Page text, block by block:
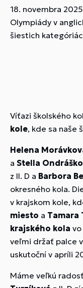
18. novembra
Olympiády v
šiestich
Víťazi školského
kole, kde sa naše
Helena
a Stella
z II. D a Barbora
okresného kola.
v krajskom kole,
miesto a Tamara
krajského kola
veľmi držať palce
uskutoční v apríli
Máme veľkú